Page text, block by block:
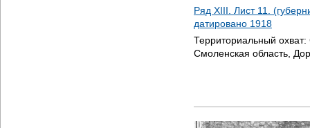
Ряд XIII. Лист 11.
датировано 1918
Территориальный охват:
Смоленская область,